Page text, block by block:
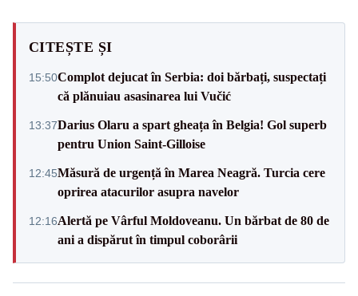
CITEȘTE ȘI
15:50Complot dejucat în Serbia: doi bărbați, suspectați
că plănuiau asasinarea lui Vučić
13:37Darius Olaru a spart gheața în Belgia! Gol superb
pentru Union Saint-Gilloise
12:45Măsură de urgență în Marea Neagră. Turcia cere
oprirea atacurilor asupra navelor
12:16Alertă pe Vârful Moldoveanu. Un bărbat de 80 de
ani a dispărut în timpul coborârii